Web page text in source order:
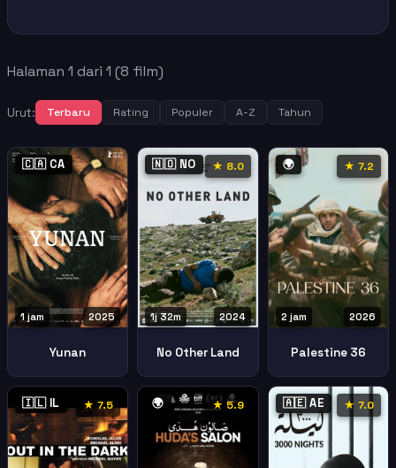
Halaman 1 dari 1 (8 film)
Urut: Terbaru Rating Populer A-Z Tahun
🇨🇦 CA
2025
1 jam
Yunan
🇳🇴 NO ★ 8.0
2024
1j 32m
No Other Land
🌍 ★ 7.2
2026
2 jam
Palestine 36
🇮🇱 IL ★ 7.5 🌍 ★ 5.9 🇦🇪 AE ★ 7.0